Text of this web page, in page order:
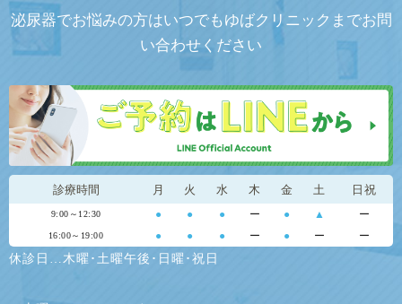
泌尿器でお悩みの方はいつでもゆばクリニックまでお問
い合わせください
診療時間 月 火 水 木 金 土 日祝
9:00～12:30 ● ● ● ー ● ▲ ー
16:00～19:00 ● ● ● ー ● ー ー
休診日…木曜･土曜午後･日曜･祝日